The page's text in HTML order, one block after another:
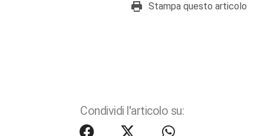
Stampa questo articolo
Condividi l'articolo su: